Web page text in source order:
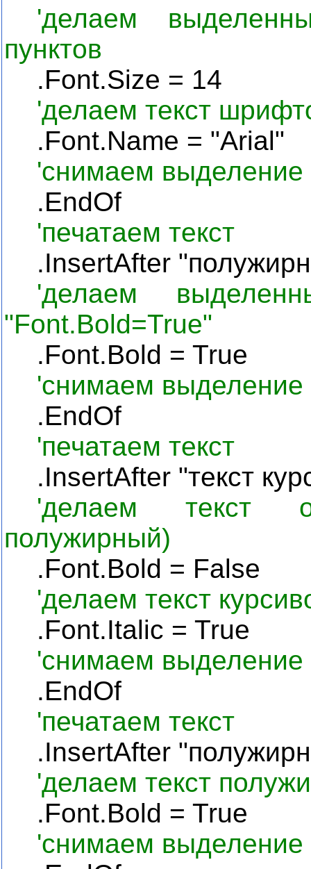
'делаем
пунктов
.Font.Size = 14
'делаем текст
.Font.Name = "Arial"
'снимаем выделение
.EndOf
'печатаем текст
.InsertAfter
'делаем
"Font.Bold=True"
.Font.Bold = True
'снимаем выделение
.EndOf
'печатаем текст
.InsertAfter "текст
'делаем текст
полужирный)
.Font.Bold = False
'делаем текст
.Font.Italic = True
'снимаем выделение
.EndOf
'печатаем текст
.InsertAfter
'делаем текст
.Font.Bold = True
'снимаем выделение